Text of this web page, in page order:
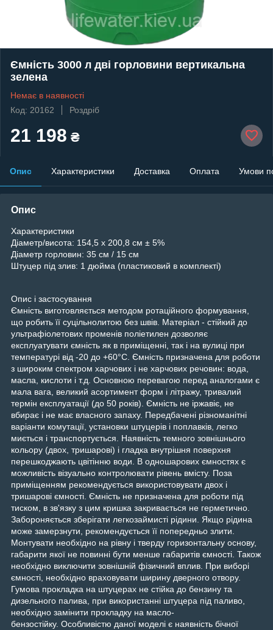
Ємність 3000 л дві горловини вертикальна
зелена
Немає в наявності
Код: 20162
Роздріб
21 198 ₴
Опис Характеристики Доставка Оплата Умови
Опис
Характеристики
Діаметр/висота: 154,5 x 200,8 см ± 5%
Діаметр горловин: 35 см / 15 см
Штуцер під злив: 1 дюйма (пластиковий в комплекті)
Опис і застосування
Ємність виготовляється методом ротаційного формування,
що робить її суцільнолитою без швів. Матеріал - стійкий до
ультрафіолетових променів поліетилен дозволяє
експлуатувати ємність як в приміщенні, так і на вулиці при
температурі від -20 до +60°C. Ємність призначена для роботи
з широким спектром харчових і не харчових речовин: вода,
масла, кислоти і т.д. Основною перевагою перед аналогами є
мала вага, великий асортимент форм і літражу, тривалий
термін експлуатації (до 50 років). Ємність не іржавіє, не
вбирає і не має власного запаху. Передбачені різноманітні
варіанти комутації, установки штуцерів і поплавків, легко
миється і транспортується. Наявність темного зовнішнього
кольору (двох, тришарові) і гладка внутрішня поверхня
перешкоджають цвітінню води. В одношарових ємностях є
можливість візуально контролювати рівень вмісту. Поза
приміщенням рекомендується використовувати двох і
тришарові ємності. Ємність не призначена для роботи під
тиском, в зв'язку з цим кришка закривається не герметично.
Забороняється зберігати легкозаймисті рідини. Якщо рідина
може замерзнути, рекомендується її попередньо злити.
Монтувати необхідно на рівну і тверду горизонтальну основу,
габарити якої не повинні бути менше габаритів ємності. Також
необхідно виключити зовнішній фізичний вплив. При виборі
ємності, необхідно враховувати ширину дверного отвору.
Гумова прокладка на штуцерах не стійка до бензину та
дизельного палива, при використанні штуцера під паливо,
необхідно замінити прокладку на масло-
бензостійку. Особливістю даної моделі є наявність бічної